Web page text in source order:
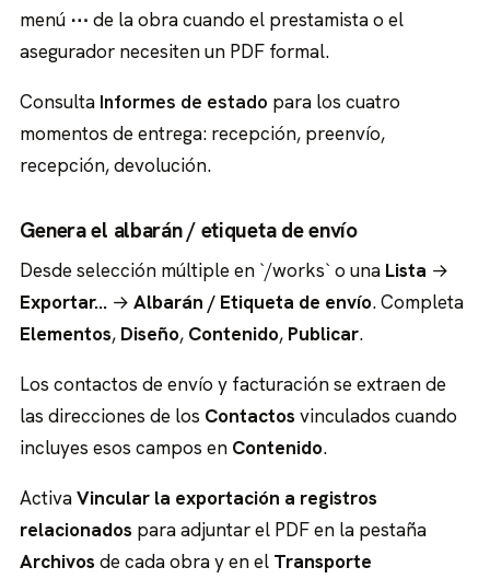
menú ⋯ de la obra cuando el prestamista o el
asegurador necesiten un PDF formal.
Consulta Informes de estado para los cuatro
momentos de entrega: recepción, preenvío,
recepción, devolución.
Genera el albarán / etiqueta de envío
Desde selección múltiple en `/works` o una Lista →
Exportar… →Albarán / Etiqueta de envío. Completa
Elementos, Diseño, Contenido, Publicar.
Los contactos de envío y facturación se extraen de
las direcciones de los Contactos vinculados cuando
incluyes esos campos en Contenido.
ActivaVincular la exportación a registros
relacionados para adjuntar el PDF en la pestaña
Archivos de cada obra y en el Transporte